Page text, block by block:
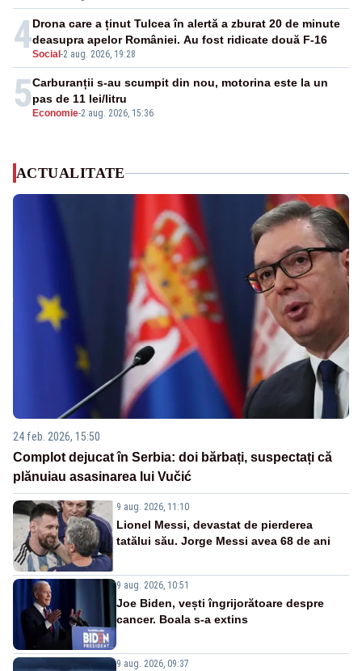
4Social -2 aug. 2026, 19:28
Drona care a ținut Tulcea în alertă a zburat 20 de minute
deasupra apelor României. Au fost ridicate două F-16
5 Economie-2 aug. 2026, 15:36
Carburanții s-au scumpit din nou, motorina este la un
pas de 11 lei/litru
ACTUALITATE
24 feb. 2026, 15:50
Complot dejucat în Serbia: doi bărbați, suspectați că
plănuiau asasinarea lui Vučić
9 aug. 2026, 11:10
Lionel Messi, devastat de pierderea
tatălui său. Jorge Messi avea 68 de ani
9 aug. 2026, 10:51
Joe Biden, vești îngrijorătoare despre
cancer. Boala s-a extins
9 aug. 2026, 09:37